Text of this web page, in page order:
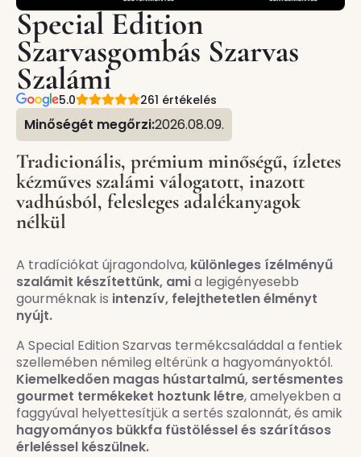
Special Edition
Szarvasgombás Szarvas
Szalámi
5.0 261 értékelés
Minőségét megőrzi:2026.08.09.
Tradicionális, prémium minőségű, ízletes
kézműves szalámi válogatott, inazott
vadhúsból, felesleges adalékanyagok
nélkül
A tradíciókat újragondolva, különleges ízélményű
szalámit készítettünk, amia legigényesebb
gourméknak is intenzív, felejthetetlen élményt
nyújt.
A Special Edition Szarvas termékcsaláddal a fentiek
szellemében némileg eltérünk a hagyományoktól.
Kiemelkedően magas hústartalmú, sertésmentes
gourmet termékeket hoztunk létre, amelyekben a
faggyúval helyettesítjük a sertés szalonnát, és amik
hagyományos bükkfa füstöléssel és szárításos
érleléssel készülnek.